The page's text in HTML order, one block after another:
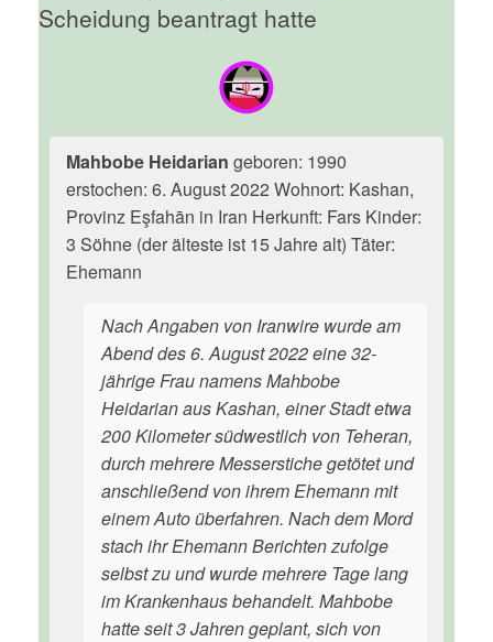
Scheidung beantragt hatte
Mahbobe Heidarian geboren: 1990
erstochen: 6. August 2022 Wohnort: Kashan,
Provinz Eşfahān in Iran Herkunft: Fars Kinder:
3 Söhne (der älteste ist 15 Jahre alt) Täter:
Ehemann
Nach Angaben von Iranwire wurde am
Abend des 6. August 2022 eine 32-
jährige Frau namens Mahbobe
Heidarian aus Kashan, einer Stadt etwa
200 Kilometer südwestlich von Teheran,
durch mehrere Messerstiche getötet und
anschließend von ihrem Ehemann mit
einem Auto überfahren. Nach dem Mord
stach ihr Ehemann Berichten zufolge
selbst zu und wurde mehrere Tage lang
im Krankenhaus behandelt. Mahbobe
hatte seit 3 Jahren geplant, sich von